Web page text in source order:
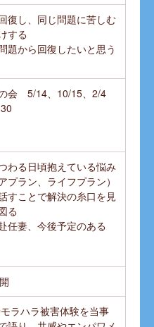
復し、同じ問題に苦しむ
する
題から回復したいと思う
会 5/14、10/15、2/4
わる日頃抱えている悩み
ラン、ライフプラン）
すことで解決の糸口を見
る
任妻、今後予定のある
ラハラ被害体験を当事